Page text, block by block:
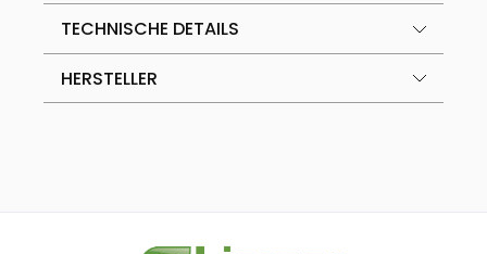
TECHNISCHE DETAILS
HERSTELLER